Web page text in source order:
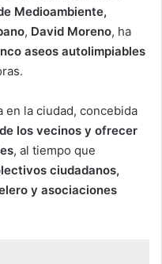
Medioambiente,
, David Moreno, ha
aseos autolimpiables
en la ciudad, concebida
los vecinos y ofrecer
, al tiempo que
ciudadanos,
y asociaciones